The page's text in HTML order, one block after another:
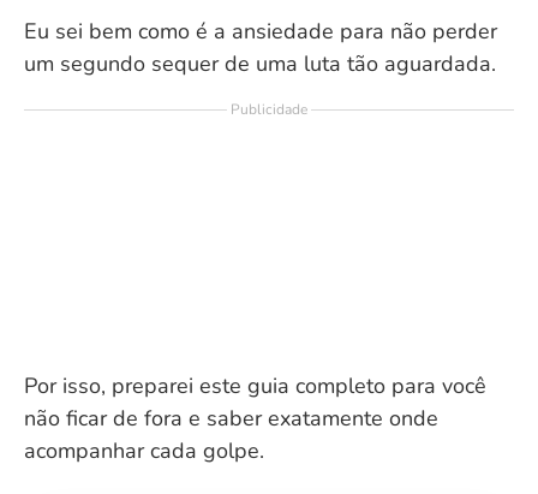
Eu sei bem como é a ansiedade para não perder
um segundo sequer de uma luta tão aguardada.
Publicidade
Por isso, preparei este guia completo para você
não ficar de fora e saber exatamente onde
acompanhar cada golpe.